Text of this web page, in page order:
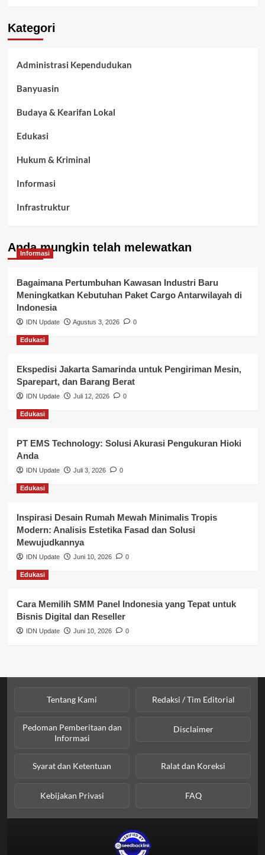
Kategori
Administrasi Kependudukan
Banyuasin
Budaya & Kearifan Lokal
Edukasi
Hukum & Kriminal
Informasi
Infrastruktur
Kepegawaian & ASN Banyuasin
Kesehatan
Keuangan
Lalu Lintas
Layanan Publik Kabupaten Banyuasin
Nasional
Pemerintahan
Pendidikan
Perbankan & Keuangan
Perpajakan & Keuangan
Profil Wilayah Banyuasin
Sosial & Budaya
Sosial & Kesejahteraan
Anda mungkin telah melewatkan
Informasi
Bagaimana Pertumbuhan Kawasan Industri Baru
Meningkatkan Kebutuhan Paket Cargo Antarwilayah di
Indonesia
IDN Update Agustus 3, 2026 0
Edukasi
Ekspedisi Jakarta Samarinda untuk Pengiriman Mesin,
Sparepart, dan Barang Berat
IDN Update Juli 12, 2026 0
Edukasi
PT EMS Technology: Solusi Akurasi Pengukuran Hioki
Anda
IDN Update Juli 3, 2026 0
Edukasi
Inspirasi Desain Rumah Mewah Minimalis Tropis
Modern: Analisis Estetika Fasad dan Solusi
Mewujudkannya
IDN Update Juni 10, 2026 0
Edukasi
Cara Memilih SMM Panel Indonesia yang Tepat untuk
Bisnis Digital dan Reseller
IDN Update Juni 10, 2026 0
Tentang Kami Redaksi / Tim Editorial
Pedoman Pemberitaan dan
Informasi
Disclaimer
Syarat dan Ketentuan Ralat dan Koreksi
Kebijakan Privasi FAQ